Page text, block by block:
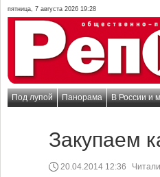
пятница, 7 августа 2026 19:28
Под лупой Панорама В России и
Закупаем
20.04.2014 12:36